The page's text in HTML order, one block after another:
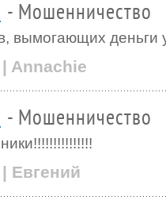
- Мошенничество
вымогающих деньги
| Annachie
- Мошенничество
| Евгений